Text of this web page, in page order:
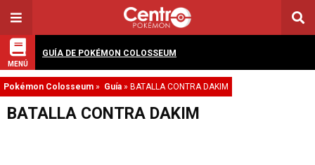
MENÚ
GUÍA DE POKÉMON COLOSSEUM
Pokémon Colosseum » Guía » BATALLA CONTRA DAKIM
BATALLA CONTRA DAKIM